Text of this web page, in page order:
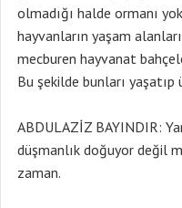
olmadığı halde ormanı
hayvanların yaşam
mecburen hayvanat
Bu şekilde bunları
ABDULAZİZ BAYINDIR:
düşmanlık doğuyor değil
zaman.